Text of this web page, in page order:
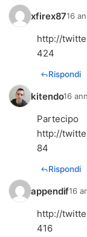
xfirex8716
http://
424
Rispondi
kitendo16
http://
84
Rispondi
appendif16
http://
416